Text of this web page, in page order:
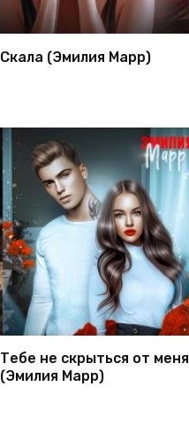
Скала (Эмилия Марр)
Тебе не скрыться от меня
(Эмилия Марр)